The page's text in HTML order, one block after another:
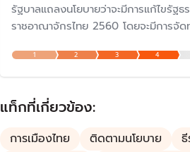
รัฐบาลแถลงนโยบายว่าจะมีการแก้ไขรัฐ
ราชอาณาจักรไทย 2560 โดยจะมีการจัด
ตามแนวทางของศาลรัฐธรรมนูญที่ได้วินิ
จะยึดถือการวินิจฉัยของศาลรัฐธรรมนูญเ
1 2 3 4
แท็กที่เกี่ยวข้อง:
การเมืองไทย ติดตามนโยบาย